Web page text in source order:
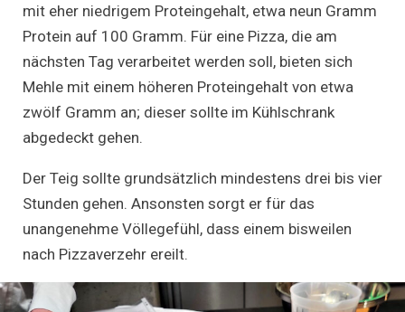
mit eher niedrigem Proteingehalt, etwa neun Gramm
Protein auf 100 Gramm. Für eine Pizza, die am
nächsten Tag verarbeitet werden soll, bieten sich
Mehle mit einem höheren Proteingehalt von etwa
zwölf Gramm an; dieser sollte im Kühlschrank
abgedeckt gehen.
Der Teig sollte grundsätzlich mindestens drei bis vier
Stunden gehen. Ansonsten sorgt er für das
unangenehme Völlegefühl, dass einem bisweilen
nach Pizzaverzehr ereilt.